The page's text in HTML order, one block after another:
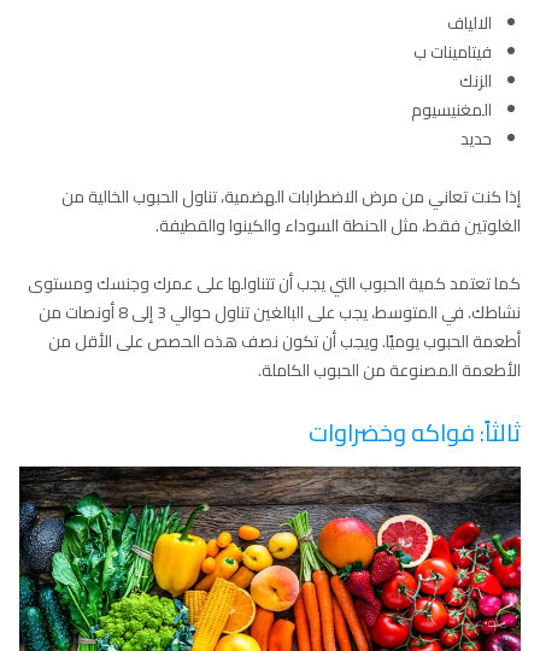
الالياف
فيتامينات ب
الزنك
المغنيسيوم
حديد
إذا كنت تعاني من مرض الاضطرابات الهضمية، تناول الحبوب الخالية من
الغلوتين فقط، مثل الحنطة السوداء والكينوا والقطيفة.
كما تعتمد كمية الحبوب التي يجب أن تتناولها على عمرك وجنسك ومستوى
نشاطك. في المتوسط، يجب على البالغين تناول حوالي 3 إلى 8 أونصات من
أطعمة الحبوب يوميًا. ويجب أن تكون نصف هذه الحصص على الأقل من
الأطعمة المصنوعة من الحبوب الكاملة.
ثالثاً: فواكه وخضراوات